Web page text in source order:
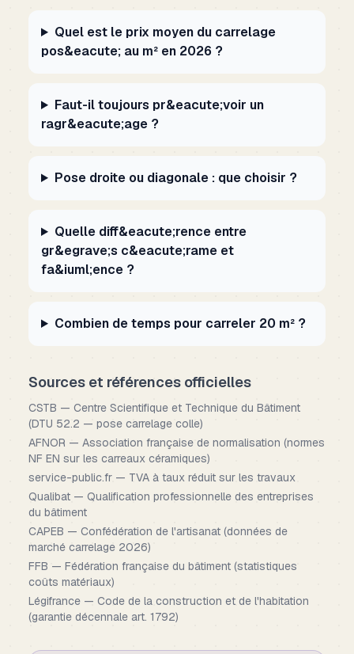
Quel est le prix moyen du carrelage
pos&eacute; au m² en 2026 ?
Faut-il toujours pr&eacute;voir un
ragr&eacute;age ?
Pose droite ou diagonale : que choisir ?
Quelle diff&eacute;rence entre
gr&egrave;s c&eacute;rame et
fa&iuml;ence ?
Combien de temps pour carreler 20 m² ?
Sources et références officielles
CSTB — Centre Scientifique et Technique du Bâtiment
(DTU 52.2 — pose carrelage colle)
AFNOR — Association française de normalisation (normes
NF EN sur les carreaux céramiques)
service-public.fr — TVA à taux réduit sur les travaux
Qualibat — Qualification professionnelle des entreprises
du bâtiment
CAPEB — Confédération de l'artisanat (données de
marché carrelage 2026)
FFB — Fédération française du bâtiment (statistiques
coûts matériaux)
Légifrance — Code de la construction et de l'habitation
(garantie décennale art. 1792)